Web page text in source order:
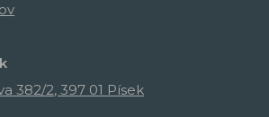
382/2, 397 01 Písek